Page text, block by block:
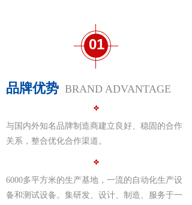
品牌优势 BRAND ADVANTAGE
与国内外知名品牌制造商建立良好、稳固的合作
关系，整合优化合作渠道。
6000多平方米的生产基地，一流的自动化生产设
备和测试设备。集研发、设计、制造、服务于一
01